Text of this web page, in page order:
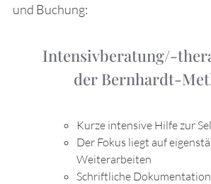
und Buchung:
Intensivberatung/-
der Bernhardt-
Kurze intensive Hilfe zur
Der Fokus liegt auf
Weiterarbeiten
Schriftliche